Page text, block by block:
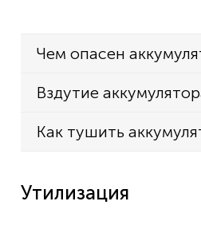
Чем опасен
Вздутие
Как тушить
Утилизация